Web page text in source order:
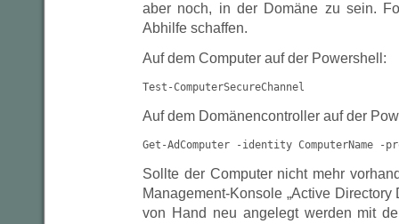
aber noch, in der Domäne zu sein.
Abhilfe schaffen.
Auf dem Computer auf der Powershell:
Test-ComputerSecureChannel
Auf dem Domänencontroller auf der
Get-AdComputer -identity ComputerName -
Sollte der Computer nicht mehr
Management-Konsole „Active Directory
von Hand neu angelegt werden mit